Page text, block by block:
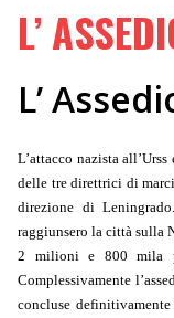
L’
L’
L’attacco nazista
delle tre direttrici di
direzione di
raggiunsero la città sulla
2 milioni e 800 mila
Сomplessivamente
concluse